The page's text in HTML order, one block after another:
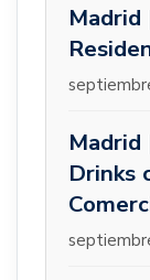
Madrid
Drinks